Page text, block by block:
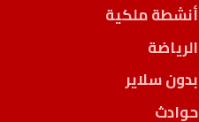
أنشطة ملكية
الرياضة
بدون سلاير
حوادث